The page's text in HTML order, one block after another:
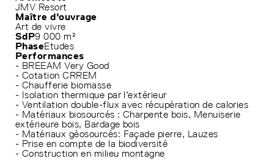
JMV Resort
Maître d'ouvrage
Art de vivre
SdP9 000 m²
PhaseEtudes
Performances
- BREEAM Very Good
- Cotation CRREM
- Chaufferie biomasse
- Isolation thermique par l’extérieur
- Ventilation double-flux avec récupération de calories
- Matériaux biosourcés : Charpente bois, Menuiserie
extérieure bois, Bardage bois
- Matériaux géosourcés: Façade pierre, Lauzes
- Prise en compte de la biodiversité
- Construction en milieu montagne